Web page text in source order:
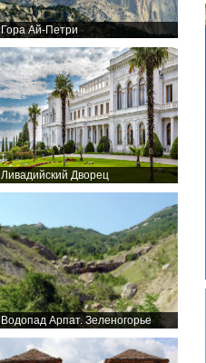
Гора Ай-Петри
Ливадийский Дворец
Водопад Арпат. Зеленогорье